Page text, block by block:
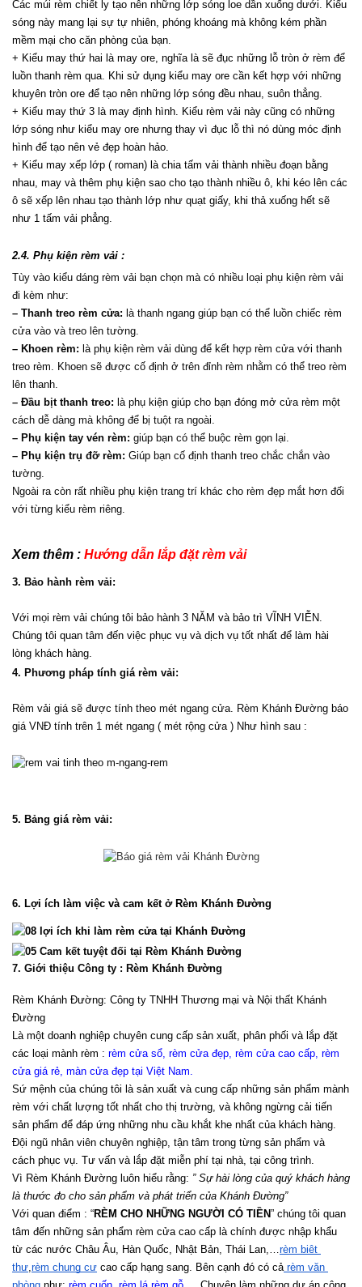
Các múi rèm chiết ly tạo nên những lớp sóng loe dần xuống dưới. Kiểu
sóng này mang lại sự tự nhiên, phóng khoáng mà không kém phần
mềm mại cho căn phòng của bạn.
+ Kiểu may thứ hai là may ore, nghĩa là sẽ đục những lỗ tròn ở rèm để
luồn thanh rèm qua. Khi sử dụng kiểu may ore cần kết hợp với những
khuyên tròn ore để tạo nên những lớp sóng đều nhau, suôn thẳng.
+ Kiểu may thứ 3 là may định hình. Kiểu rèm vải này cũng có những
lớp sóng như kiểu may ore nhưng thay vì đục lỗ thì nó dùng móc định
hình để tạo nên vẻ đẹp hoàn hảo.
+ Kiểu may xếp lớp ( roman) là chia tấm vải thành nhiều đoạn bằng
nhau, may và thêm phụ kiện sao cho tạo thành nhiều ô, khi kéo lên các
ô sẽ xếp lên nhau tạo thành lớp như quạt giấy, khi thả xuống hết sẽ
như 1 tấm vải phẳng.
2.4. Phụ kiện rèm vải :
Tùy vào kiểu dáng rèm vải bạn chọn mà có nhiều loại phụ kiện rèm vải
đi kèm như:
– Thanh treo rèm cửa: là thanh ngang giúp bạn có thể luồn chiếc rèm
cửa vào và treo lên tường.
– Khoen rèm: là phụ kiện rèm vải dùng để kết hợp rèm cửa với thanh
treo rèm. Khoen sẽ được cố định ở trên đỉnh rèm nhằm có thể treo rèm
lên thanh.
– Đầu bịt thanh treo: là phụ kiện giúp cho bạn đóng mở cửa rèm một
cách dễ dàng mà không để bị tuột ra ngoài.
– Phụ kiện tay vén rèm: giúp bạn có thể buộc rèm gọn lại.
– Phụ kiện trụ đỡ rèm: Giúp bạn cố định thanh treo chắc chắn vào
tường.
Ngoài ra còn rất nhiều phụ kiện trang trí khác cho rèm đẹp mắt hơn đối
với từng kiểu rèm riêng.
Xem thêm : Hướng dẫn lắp đặt rèm vải
3. Bảo hành rèm vải:
Với mọi rèm vải chúng tôi bảo hành 3 NĂM và bảo trì VĨNH VIỄN.
Chúng tôi quan tâm đến việc phục vụ và dịch vụ tốt nhất để làm hài
lòng khách hàng.
4. Phương pháp tính giá rèm vải:
Rèm vải giá sẽ được tính theo mét ngang cửa. Rèm Khánh Đường báo
giá VNĐ tính trên 1 mét ngang ( mét rộng cửa ) Như hình sau :
5. Bảng giá rèm vải:
6. Lợi ích làm việc và cam kết ở Rèm Khánh Đường
7. Giới thiệu Công ty : Rèm Khánh Đường
Rèm Khánh Đường: Công ty TNHH Thương mại và Nội thất Khánh
Đường
Là một doanh nghiệp chuyên cung cấp sản xuất, phân phối và lắp đặt
các loại mành rèm : rèm cửa sổ, rèm cửa đẹp, rèm cửa cao cấp, rèm
cửa giá rẻ, màn cửa đẹp tại Việt Nam
Sứ mệnh của chúng tôi là sản xuất và cung cấp những sản phẩm mành
rèm với chất lượng tốt nhất cho thị trường, và không ngừng cải tiến
sản phẩm để đáp ứng những nhu cầu khắt khe nhất của khách hàng.
Đội ngũ nhân viên chuyên nghiệp, tận tâm trong từng sản phẩm và
cách phục vụ. Tư vấn và lắp đặt miễn phí tại nhà, tại công trình.
Vì Rèm Khánh Đường luôn hiểu rằng: ” Sự hài lòng của quý khách hàng
là thước đo cho sản phẩm và phát triển của Khánh Đường”
Với quan điểm : “RÈM CHO NHỮNG NGƯỜI CÓ TIỀN” chúng tôi quan
tâm đến những sản phẩm rèm cửa cao cấp là chính được nhập khẩu
từ các nước Châu Âu, Hàn Quốc, Nhật Bản, Thái Lan,… rèm biệt
thự rèm chung cư cao cấp hạng sang. Bên cạnh đó có cả rèm văn